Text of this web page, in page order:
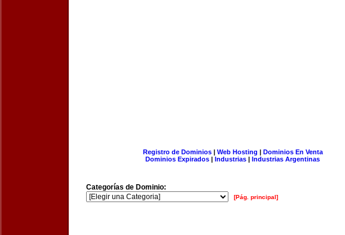
Registro de Dominios| Web Hosting | Dominios En Venta
Dominios Expirados | Industrias | Industrias Argentinas
Categorías de Dominio:
[Pág. principal]